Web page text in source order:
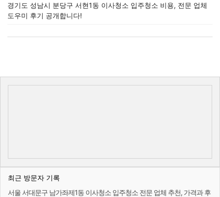
경기도 성남시 분당구 서현1동 이사청소 입주청소 비용, 전문 업체
도우미 후기 공개합니다!
최근 방문자 기록
서울 서대문구 남가좌제1동 이사청소 입주청소 전문 업체 추천, 가격과 후